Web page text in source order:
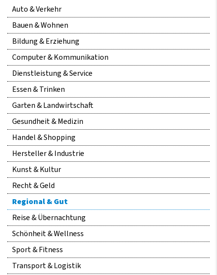
Navigation
überspringen
Auto & Verkehr
Bauen & Wohnen
Bildung & Erziehung
Computer & Kommunikation
Dienstleistung & Service
Essen & Trinken
Garten & Landwirtschaft
Gesundheit & Medizin
Handel & Shopping
Hersteller & Industrie
Kunst & Kultur
Recht & Geld
Regional & Gut
Reise & Übernachtung
Schönheit & Wellness
Sport & Fitness
Transport & Logistik